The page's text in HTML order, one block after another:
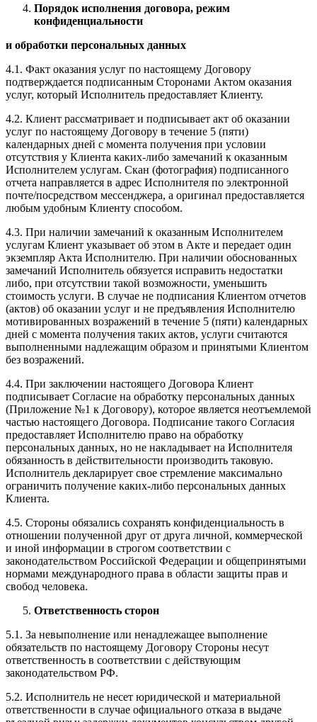
Порядок исполнения договора, режим
конфиденциальности
и обработки персональных данных
4.1. Факт оказания услуг по настоящему Договору
подтверждается подписанным Сторонами Актом оказания
услуг, который Исполнитель предоставляет Клиенту.
4.2. Клиент рассматривает и подписывает акт об оказании
услуг по настоящему Договору в течение 5 (пяти)
календарных дней с момента получения при условии
отсутствия у Клиента каких-либо замечаний к оказанным
Исполнителем услугам. Скан (фотография) подписанного
отчета направляется в адрес Исполнителя по электронной
почте/посредством мессенджера, а оригинал предоставляется
любым удобным Клиенту способом.
4.3. При наличии замечаний к оказанным Исполнителем
услугам Клиент указывает об этом в Акте и передает один
экземпляр Акта Исполнителю. При наличии обоснованных
замечаний Исполнитель обязуется исправить недостатки
либо, при отсутствии такой возможности, уменьшить
стоимость услуги. В случае не подписания Клиентом отчетов
(актов) об оказании услуг и не предъявления Исполнителю
мотивированных возражений в течение 5 (пяти) календарных
дней с момента получения таких актов, услуги считаются
выполненными надлежащим образом и принятыми Клиентом
без возражений.
4.4. При заключении настоящего Договора Клиент
подписывает Согласие на обработку персональных данных
(Приложение №1 к Договору), которое является неотъемлемой
частью настоящего Договора. Подписание такого Согласия
предоставляет Исполнителю право на обработку
персональных данных, но не накладывает на Исполнителя
обязанность в действительности производить таковую.
Исполнитель декларирует свое стремление максимально
ограничить получение каких-либо персональных данных
Клиента.
4.5. Стороны обязались сохранять конфиденциальность в
отношении полученной друг от друга личной, коммерческой
и иной информации в строгом соответствии с
законодательством Российской Федерации и общепринятыми
нормами международного права в области защиты прав и
свобод человека.
Ответственность сторон
5.1. За невыполнение или ненадлежащее выполнение
обязательств по настоящему Договору Стороны несут
ответственность в соответствии с действующим
законодательством РФ.
5.2. Исполнитель не несет юридической и материальной
ответственности в случае официального отказа в выдаче